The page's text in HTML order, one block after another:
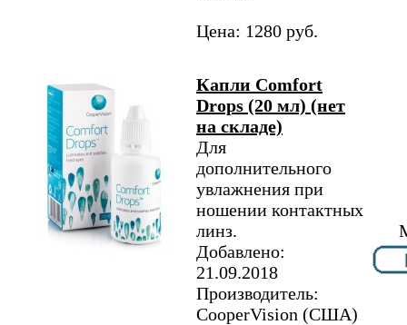
Цена: 1280 руб.
Капли Comfort
Drops (20 мл) (нет
на складе)
Для
дополнительного
увлажнения при
ношении контактных
линз.
Добавлено:
21.09.2018
Производитель:
CooperVision (США)